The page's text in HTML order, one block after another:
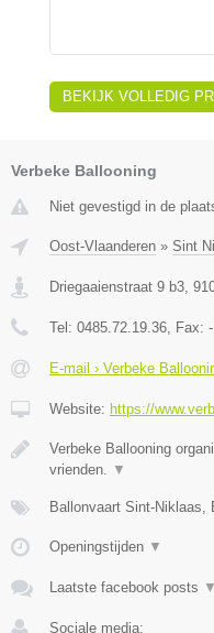
BEKIJK VOLLEDIG
Verbeke Ballooning
Niet gevestigd in de
Oost-Vlaanderen » Sint
Driegaaienstraat 9 b3
Tel: 0485.72.19.36 , Fax: -
E-mail › Verbeke
Website: https://
Verbeke Ballooning
vrienden.
▼
Ballonvaart Sint-Niklaas,
Openingstijden ▼
Laatste facebook posts ▼
Sociale media: